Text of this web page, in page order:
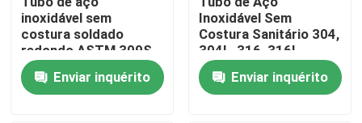
Contacte-nos
Notícia
inoxidável sem
costura soldado
redondo ASTM 309S
310S Acabamento
espelhado Polido
Apelo estético
Enviar inquérito
Inoxidável Sem
Costura Sanitário 304,
304L, 316, 316L,
309S, 310S, Tubos
Redondos Soldados
Enviar inquérito